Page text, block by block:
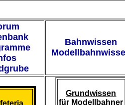
Bahnwissen
Grundwissen
für Modellbahner